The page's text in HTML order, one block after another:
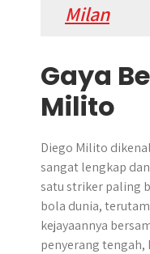
Milan
Gaya
Milito
Diego Milito
sangat lengkap
satu striker paling
bola dunia,
kejayaannya
penyerang